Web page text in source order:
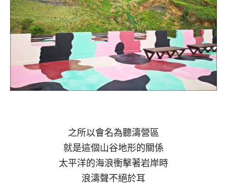
之所以會名為聽濤營區
就是這個山谷地形的關係
太平洋的海浪衝擊著岩岸時
浪濤聲不絕於耳